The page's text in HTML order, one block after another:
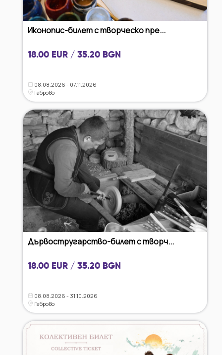
Иконопис-билет с творческо пре...
18.00 EUR / 35.20 BGN
08.08.2026 - 07.11.2026
Габрово
Дървостругарство-билет с творч...
18.00 EUR / 35.20 BGN
08.08.2026 - 31.10.2026
Габрово